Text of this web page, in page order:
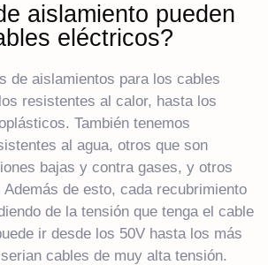
aislamiento pueden
eléctricos?
de aislamientos para los cables
resistentes al calor, hasta los
También tenemos
al agua, otros que son
bajas y contra gases, y otros
de esto, cada recubrimiento
de la tensión que tenga el cable
ir desde los 50V hasta los más
cables de muy alta tensión.